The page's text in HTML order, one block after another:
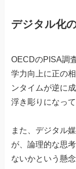
デジタル化
OECDのPISA調
学力向上に正の
ンタイムが逆に
浮き彫りになって
また、デジタル
が、論理的な思
ないかという懸